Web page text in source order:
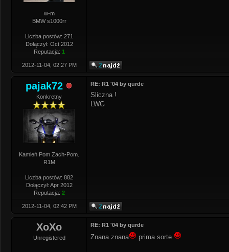
w-m
BMW s1000rr
Liczba postów: 271
Dołączył: Oct 2012
Reputacja: 1
2012-11-04, 02:27 PM
pajak72
Konkretny
Kamień Pom Zach-Pom.
R1M
Liczba postów: 882
Dołączył: Apr 2012
Reputacja: 2
RE: R1 '04 by qurde
Sliczna !
LWG
2012-11-04, 02:42 PM
XoXo
Unregistered
RE: R1 '04 by qurde
Znana znana prima sorte